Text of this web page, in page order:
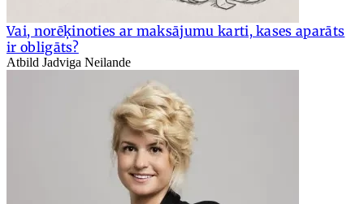
Vai, norēķinoties ar maksājumu karti, kases aparāts
ir obligāts?
Atbild Jadviga Neilande